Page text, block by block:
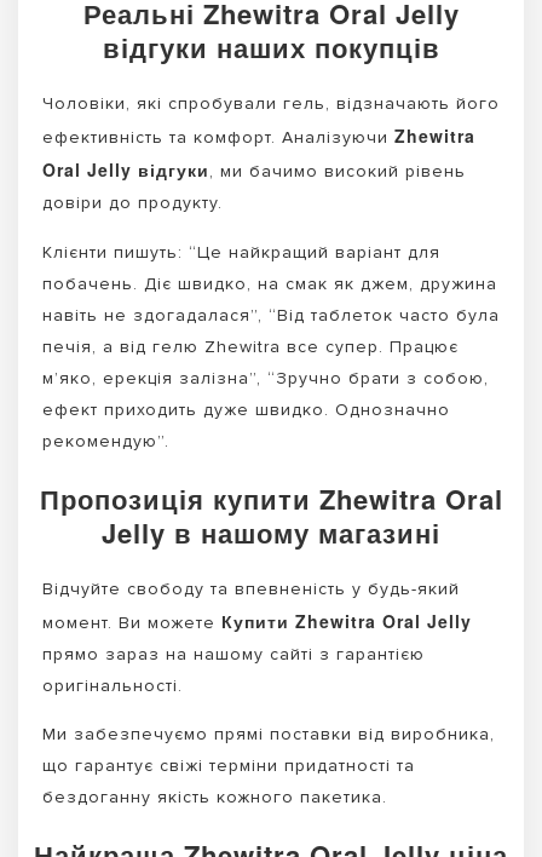
Реальні Zhewitra Oral Jelly
відгуки наших покупців
Чоловіки, які спробували гель, відзначають його
ефективність та комфорт. Аналізуючи Zhewitra
Oral Jelly відгуки, ми бачимо високий рівень
довіри до продукту.
Клієнти пишуть: “Це найкращий варіант для
побачень. Діє швидко, на смак як джем, дружина
навіть не здогадалася”, “Від таблеток часто була
печія, а від гелю Zhewitra все супер. Працює
м’яко, ерекція залізна”, “Зручно брати з собою,
ефект приходить дуже швидко. Однозначно
рекомендую”.
Пропозиція купити Zhewitra Oral
Jelly в нашому магазині
Відчуйте свободу та впевненість у будь-який
момент. Ви можете Купити Zhewitra Oral Jelly
прямо зараз на нашому сайті з гарантією
оригінальності.
Ми забезпечуємо прямі поставки від виробника,
що гарантує свіжі терміни придатності та
бездоганну якість кожного пакетика.